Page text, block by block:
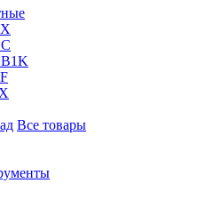
Все товары